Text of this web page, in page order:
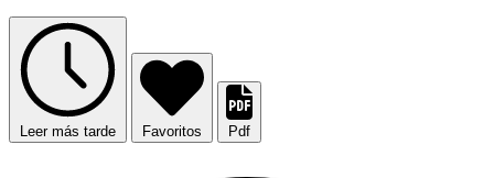
Leer más tarde Favoritos Pdf